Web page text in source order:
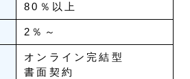
80％以上
2％～
オンライン完結型
書面契約